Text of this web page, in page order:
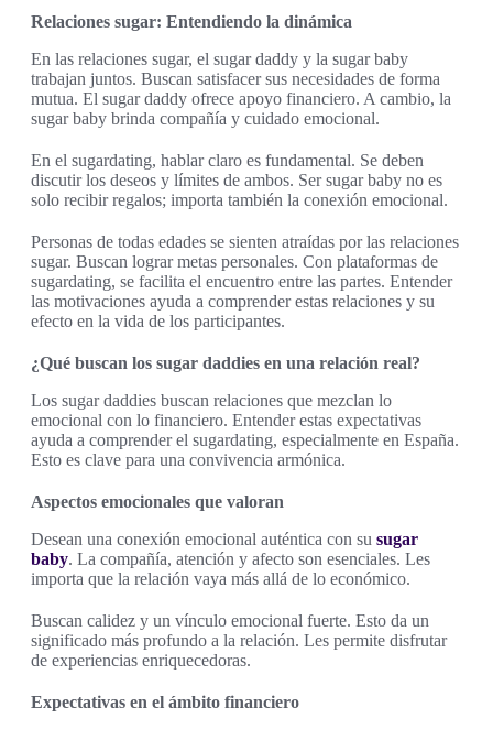
Relaciones sugar: Entendiendo la dinámica
En las relaciones sugar, el sugar daddy y la sugar baby
trabajan juntos. Buscan satisfacer sus necesidades de forma
mutua. El sugar daddy ofrece apoyo financiero. A cambio, la
sugar baby brinda compañía y cuidado emocional.
En el sugardating, hablar claro es fundamental. Se deben
discutir los deseos y límites de ambos. Ser sugar baby no es
solo recibir regalos; importa también la conexión emocional.
Personas de todas edades se sienten atraídas por las relaciones
sugar. Buscan lograr metas personales. Con plataformas de
sugardating, se facilita el encuentro entre las partes. Entender
las motivaciones ayuda a comprender estas relaciones y su
efecto en la vida de los participantes.
¿Qué buscan los sugar daddies en una relación real?
Los sugar daddies buscan relaciones que mezclan lo
emocional con lo financiero. Entender estas expectativas
ayuda a comprender el sugardating, especialmente en España.
Esto es clave para una convivencia armónica.
Aspectos emocionales que valoran
Desean una conexión emocional auténtica con su sugar
baby. La compañía, atención y afecto son esenciales. Les
importa que la relación vaya más allá de lo económico.
Buscan calidez y un vínculo emocional fuerte. Esto da un
significado más profundo a la relación. Les permite disfrutar
de experiencias enriquecedoras.
Expectativas en el ámbito financiero